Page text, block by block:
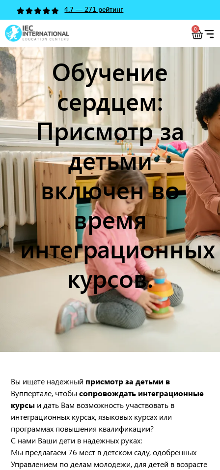
4.7 — 271 рейтинг
0
Обучение
сердцем:
Присмотр за
детьми
включен во
время
интеграционных
курсов.
Вы ищете надежный присмотр за детьми в
Вуппертале, чтобысопровождать интеграционные
курсы и дать Вам возможность участвовать в
интеграционных курсах, языковых курсах или
программах повышения квалификации?
С нами Ваши дети в надежных руках:
Мы предлагаем 76 мест в детском саду, одобренных
Управлением по делам молодежи, для детей в возрасте